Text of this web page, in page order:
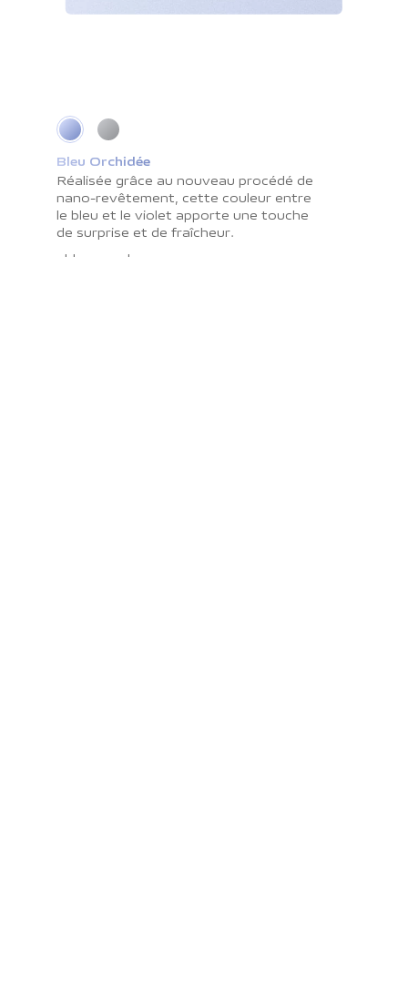
Bleu Orchidée
Réalisée grâce au nouveau procédé de
nano-revêtement, cette couleur entre
le bleu et le violet apporte une touche
de surprise et de fraîcheur.
Gris Cosmique
La surface lisse interagit
merveilleusement avec l’ombre et la
lumière tout en résistant aux traces de
doigts. C’est une couleur qui vous
apportera paix et sérénité.